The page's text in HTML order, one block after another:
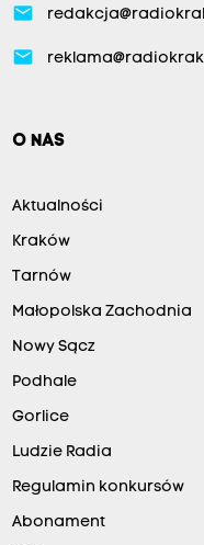
email
email
O NAS
Aktualności
Kraków
Tarnów
Małopolska Zachodnia
Nowy Sącz
Podhale
Gorlice
Ludzie Radia
Regulamin konkursów
Abonament